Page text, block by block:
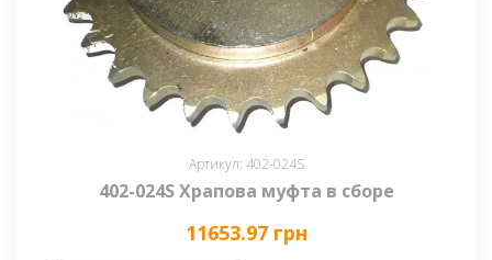
Артикул: 402-024S
402-024S Храпова муфта в сборе
11653.97 грн